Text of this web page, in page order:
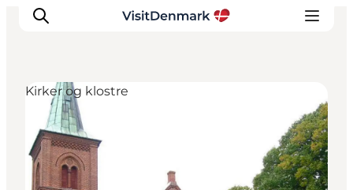
Inspiration
Destinationer
Oplevelser
Kirker og klostre